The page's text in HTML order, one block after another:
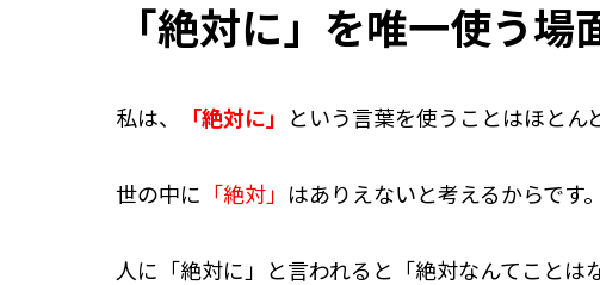
「絶対に」を唯一使う場
私は、 「絶対に」 という言葉を使うことはほとん
世の中に 「絶対」 はありえないと考えるからです。
人に「絶対に」と言われると「絶対なんてこと
無料よろづ相談
会社概要
経営理念 »